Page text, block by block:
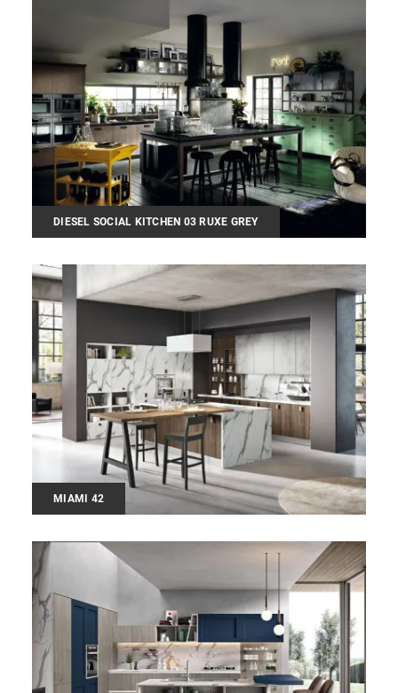
DIESEL SOCIAL KITCHEN 03 RUXE GREY
MIAMI 42